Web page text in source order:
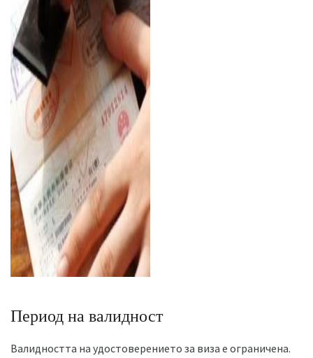
ad
Период на валидност
Валидността на удостоверението за виза е ограничена.